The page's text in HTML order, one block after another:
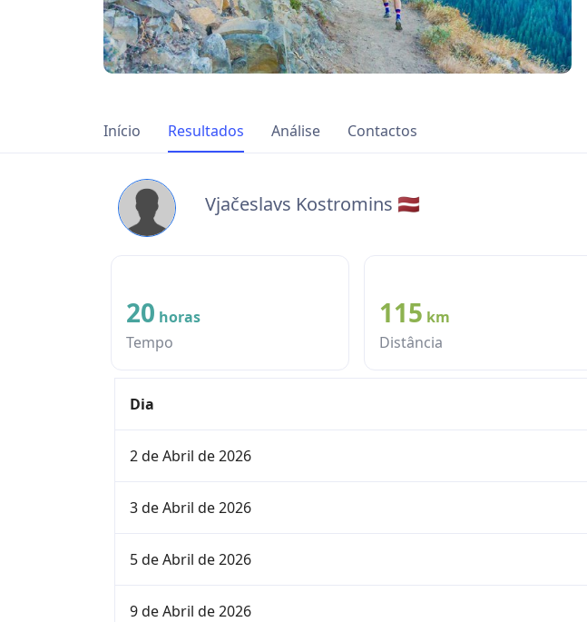
Início Resultados Análise Contactos
Vjačeslavs Kostromins 🇱🇻
20 horas
Tempo
115 km
Distância
Dia
2 de Abril de 2026
3 de Abril de 2026
5 de Abril de 2026
9 de Abril de 2026